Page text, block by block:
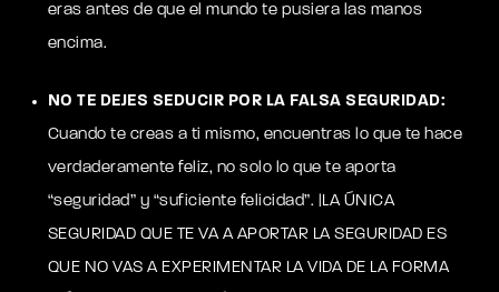
eras antes de que el mundo te pusiera las manos
encima.
NO TE DEJES SEDUCIR POR LA FALSA SEGURIDAD:
Cuando te creas a ti mismo, encuentras lo que te hace
verdaderamente feliz, no solo lo que te aporta
“seguridad” y “suficiente felicidad”. |LA ÚNICA
SEGURIDAD QUE TE VA A APORTAR LA SEGURIDAD ES
QUE NO VAS A EXPERIMENTAR LA VIDA DE LA FORMA